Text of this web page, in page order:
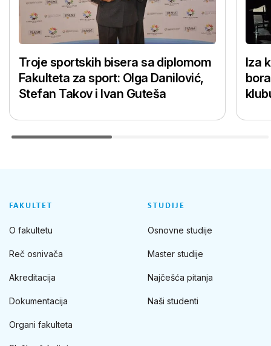
Troje sportskih bisera sa diplomom
Fakulteta za sport: Olga Danilović,
Stefan Takov i Ivan Guteša
Iza
FAKULTET
O fakultetu
Reč osnivača
Akreditacija
Dokumentacija
Organi fakulteta
STUDIJE
Osnovne studije
Master studije
Najčešća pitanja
Naši studenti